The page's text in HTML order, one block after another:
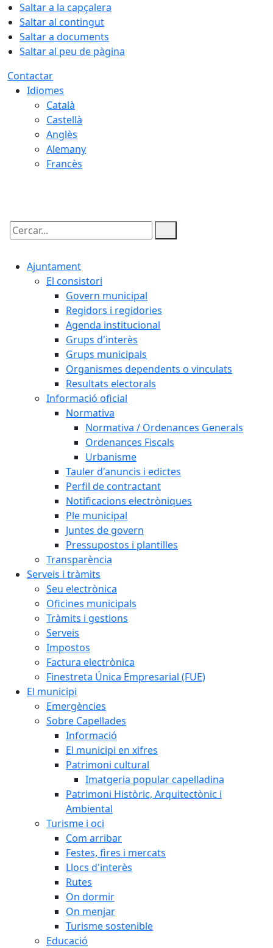
Saltar a la capçalera
Saltar al contingut
Saltar a documents
Saltar al peu de pàgina
Contactar
Idiomes
Català
Castellà
Anglès
Alemany
Francès
Cercar:
Ajuntament
El consistori
Govern municipal
Regidors i regidories
Agenda institucional
Grups d'interès
Grups municipals
Organismes dependents o vinculats
Resultats electorals
Informació oficial
Normativa
Normativa / Ordenances Generals
Ordenances Fiscals
Urbanisme
Tauler d'anuncis i edictes
Perfil de contractant
Notificacions electròniques
Ple municipal
Juntes de govern
Pressupostos i plantilles
Transparència
Serveis i tràmits
Seu electrònica
Oficines municipals
Tràmits i gestions
Serveis
Impostos
Factura electrònica
Finestreta Única Empresarial (FUE)
El municipi
Emergències
Sobre Capellades
Informació
El municipi en xifres
Patrimoni cultural
Imatgeria popular capelladina
Patrimoni Històric, Arquitectònic i
Ambiental
Turisme i oci
Com arribar
Festes, fires i mercats
Llocs d'interès
Rutes
On dormir
On menjar
Turisme sostenible
Educació